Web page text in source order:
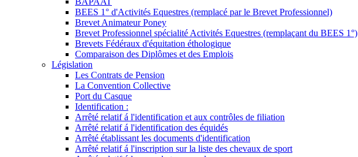
BEES 1° d'Activités Equestres (remplacé par le Brevet Professionnel)
Brevet Animateur Poney
Brevet Professionnel spécialité Activités Equestres (remplaçant du BEES 1°)
Brevets Fédéraux d'équitation éthologique
Comparaison des Diplômes et des Emplois
Législation
Les Contrats de Pension
La Convention Collective
Port du Casque
Identification :
Arrêté relatif á l'identification et aux contrôles de filiation
Arrêté relatif á l'identification des équidés
Arrêté établissant les documents d'identification
Arrêté relatif á l'inscription sur la liste des chevaux de sport